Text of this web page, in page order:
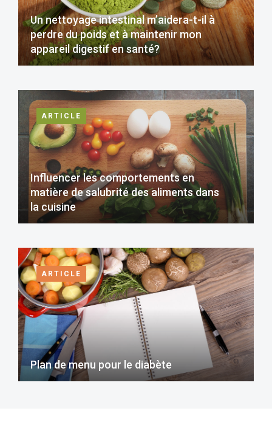
Un nettoyage intestinal m’aidera-t-il à
perdre du poids et à maintenir mon
appareil digestif en santé?
ARTICLE
Influencer les comportements en
matière de salubrité des aliments dans
la cuisine
ARTICLE
Plan de menu pour le diabète